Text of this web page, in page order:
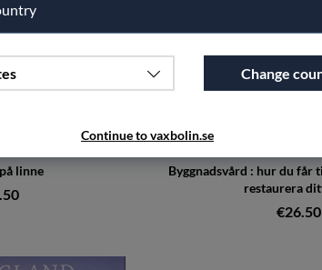
linne
Byggnadsvård : hur du får
restaurera
€26.50
Change
Continue to vaxbolin.se